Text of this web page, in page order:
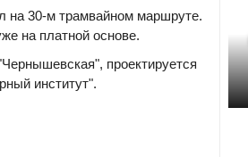
на 30-м трамвайном маршруте.
на платной основе.
проектируется
институт".